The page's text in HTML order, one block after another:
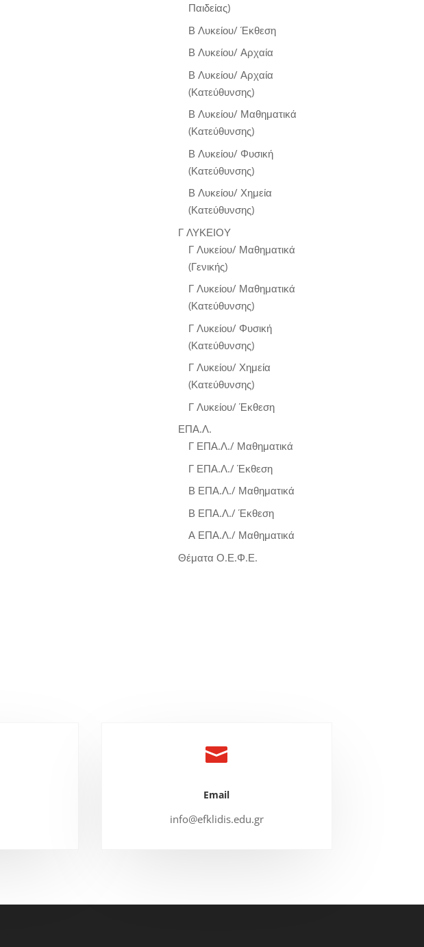
Παιδείας)
Β Λυκείου/ Έκθεση
Β Λυκείου/ Αρχαία
Β Λυκείου/ Αρχαία
(Κατεύθυνσης)
Β Λυκείου/ Μαθηματικά
(Κατεύθυνσης)
Β Λυκείου/ Φυσική
(Κατεύθυνσης)
Β Λυκείου/ Χημεία
(Κατεύθυνσης)
Γ ΛΥΚΕΙΟΥ
Γ Λυκείου/ Μαθηματικά
(Γενικής)
Γ Λυκείου/ Μαθηματικά
(Κατεύθυνσης)
Γ Λυκείου/ Φυσική
(Κατεύθυνσης)
Γ Λυκείου/ Χημεία
(Κατεύθυνσης)
Γ Λυκείου/ Έκθεση
ΕΠΑ.Λ.
Γ ΕΠΑ.Λ./ Μαθηματικά
Γ ΕΠΑ.Λ./ Έκθεση
Β ΕΠΑ.Λ./ Μαθηματικά
Β ΕΠΑ.Λ./ Έκθεση
Α ΕΠΑ.Λ./ Μαθηματικά
Θέματα Ο.Ε.Φ.Ε.

Email
info@efklidis.edu.gr